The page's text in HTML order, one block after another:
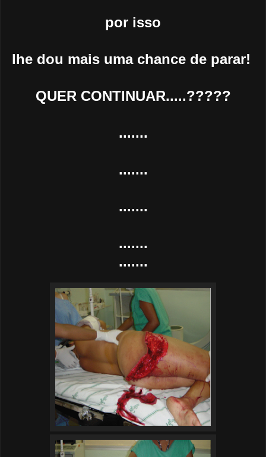
por isso
lhe dou mais uma chance de parar!
QUER CONTINUAR.....?????
.......
.......
.......
.......
.......